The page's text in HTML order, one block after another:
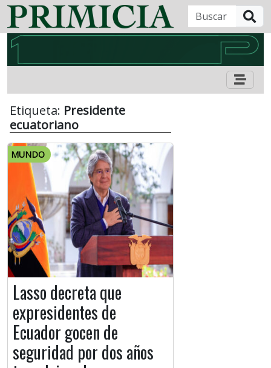
Etiqueta: Presidente
ecuatoriano
MUNDO
Lasso decreta que
expresidentes de
Ecuador gocen de
seguridad por dos años